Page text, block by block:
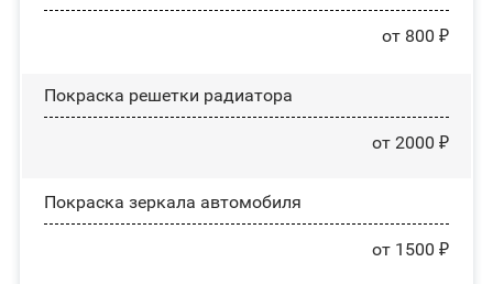
от 800 ₽
Покраска решетки радиатора
от 2000 ₽
Покраска зеркала автомобиля
от 1500 ₽